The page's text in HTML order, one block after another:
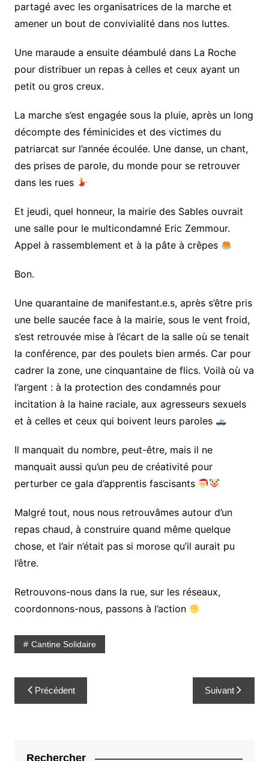
partagé avec les organisatrices de la marche et
amener un bout de convivialité dans nos luttes.
Une maraude a ensuite déambulé dans La Roche
pour distribuer un repas à celles et ceux ayant un
petit ou gros creux.
La marche s’est engagée sous la pluie, après un long
décompte des féminicides et des victimes du
patriarcat sur l’année écoulée. Une danse, un chant,
des prises de parole, du monde pour se retrouver
dans les rues
Et jeudi, quel honneur, la mairie des Sables ouvrait
une salle pour le multicondamné Eric Zemmour.
Appel à rassemblement et à la pâte à crêpes
Bon.
Une quarantaine de manifestant.e.s, après s’être pris
une belle saucée face à la mairie, sous le vent froid,
s’est retrouvée mise à l’écart de la salle où se tenait
la conférence, par des poulets bien armés. Car pour
cadrer la zone, une cinquantaine de flics. Voilà où va
l’argent : à la protection des condamnés pour
incitation à la haine raciale, aux agresseurs sexuels
et à celles et ceux qui boivent leurs paroles
Il manquait du nombre, peut-être, mais il ne
manquait aussi qu’un peu de créativité pour
perturber ce gala d’apprentis fascisants
Malgré tout, nous nous retrouvâmes autour d’un
repas chaud, à construire quand même quelque
chose, et l’air n’était pas si morose qu’il aurait pu
l’être.
Retrouvons-nous dans la rue, sur les réseaux,
coordonnons-nous, passons à l’action
Cantine Solidaire
Navigation
de
Précédent Suivant
Rechercher